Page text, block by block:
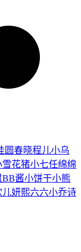
圆春晓程儿小乌
雪花猪小七任绵绵
BB酱小饼干小熊
儿妍熙六六小乔诗